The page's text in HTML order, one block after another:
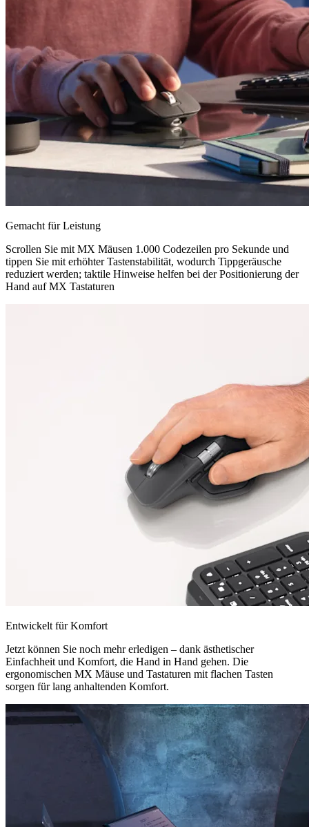
Gemacht für Leistung
Scrollen Sie mit MX Mäusen 1.000 Codezeilen pro Sekunde und
tippen Sie mit erhöhter Tastenstabilität, wodurch Tippgeräusche
reduziert werden; taktile Hinweise helfen bei der Positionierung der
Hand auf MX Tastaturen
Entwickelt für Komfort
Jetzt können Sie noch mehr erledigen – dank ästhetischer
Einfachheit und Komfort, die Hand in Hand gehen. Die
ergonomischen MX Mäuse und Tastaturen mit flachen Tasten
sorgen für lang anhaltenden Komfort.